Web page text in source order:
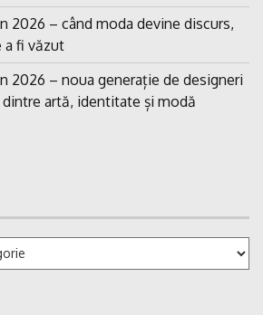
2026 – când moda devine discurs,
a fi văzut
2026 – noua generație de designeri
artă, identitate și modă